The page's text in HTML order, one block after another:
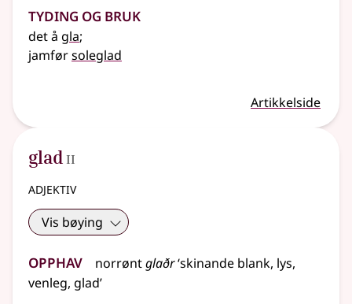
Tyding og bruk
det å gla;
jamførsoleglad
Artikkelside
glad 2
II
adjektiv
Vis bøying
Opphav norrøntglaðr‘skinande blank, lys,
venleg, glad’